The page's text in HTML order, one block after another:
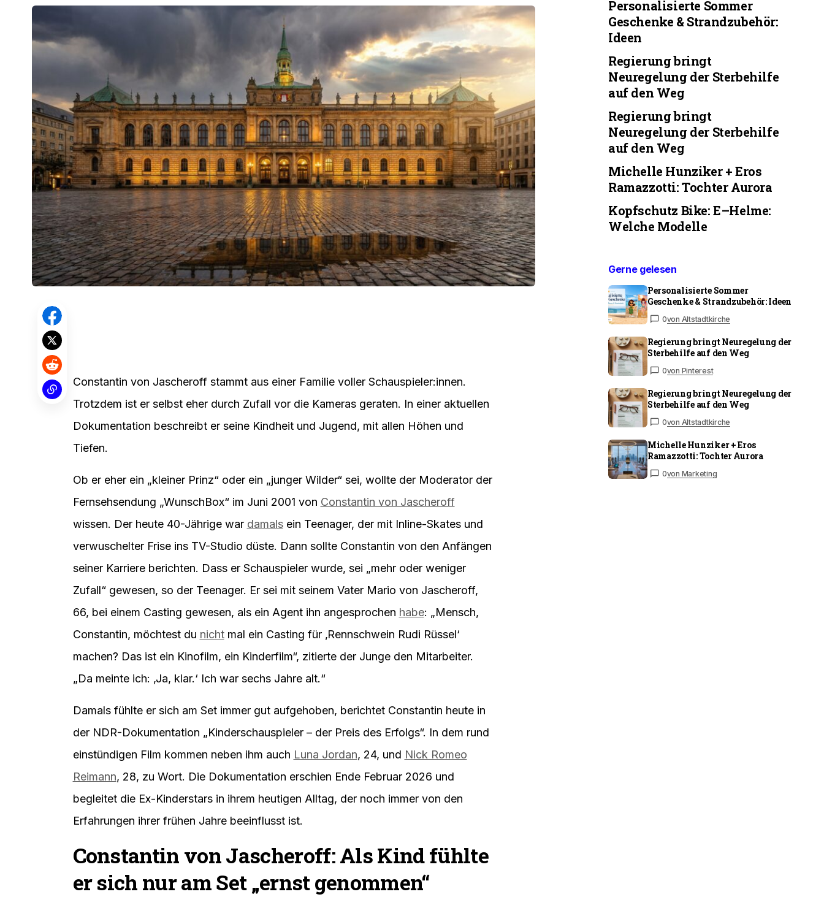
Constantin von Jascheroff stammt aus einer Familie voller Schauspieler:innen.
Trotzdem ist er selbst eher durch Zufall vor die Kameras geraten. In einer aktuellen
Dokumentation beschreibt er seine Kindheit und Jugend, mit allen Höhen und
Tiefen.
Ob er eher ein „kleiner Prinz“ oder ein „junger Wilder“ sei, wollte der Moderator der
Fernsehsendung „WunschBox“ im Juni 2001 von Constantin von Jascheroff
wissen. Der heute 40-Jährige war damalsein Teenager, der mit Inline-Skates und
verwuschelter Frise ins TV-Studio düste. Dann sollte Constantin von den Anfängen
seiner Karriere berichten. Dass er Schauspieler wurde, sei „mehr oder weniger
Zufall“ gewesen, so der Teenager. Er sei mit seinem Vater Mario von Jascheroff,
66, bei einem Casting gewesen, als ein Agent ihn angesprochen habe: „Mensch,
Constantin, möchtest du nichtmal ein Casting für ‚Rennschwein Rudi Rüssel‘
machen? Das ist ein Kinofilm, ein Kinderfilm“, zitierte der Junge den Mitarbeiter.
„Da meinte ich: ‚Ja, klar.‘ Ich war sechs Jahre alt.“
Damals fühlte er sich am Set immer gut aufgehoben, berichtet Constantin heute in
der NDR-Dokumentation „Kinderschauspieler – der Preis des Erfolgs“. In dem rund
einstündigen Film kommen neben ihm auch Luna Jordan, 24, und Nick Romeo
Reimann, 28, zu Wort. Die Dokumentation erschien Ende Februar 2026 und
begleitet die Ex-Kinderstars in ihrem heutigen Alltag, der noch immer von den
Erfahrungen ihrer frühen Jahre beeinflusst ist.
Constantin von Jascheroff: Als Kind fühlte
er sich nur am Set „ernst genommen“
Personalisierte Sommer
Geschenke & Strandzubehör:
Ideen
Regierung bringt
Neuregelung der Sterbehilfe
auf den Weg
Regierung bringt
Neuregelung der Sterbehilfe
auf den Weg
Michelle Hunziker + Eros
Ramazzotti: Tochter Aurora
Kopfschutz Bike: E–Helme:
Welche Modelle
Gerne gelesen
Personalisierte Sommer
Geschenke & Strandzubehör: Ideen
0von Altstadtkirche
Regierung bringt Neuregelung der
Sterbehilfe auf den Weg
0von Pinterest
Regierung bringt Neuregelung der
Sterbehilfe auf den Weg
0von Altstadtkirche
Michelle Hunziker + Eros
Ramazzotti: Tochter Aurora
0von Marketing